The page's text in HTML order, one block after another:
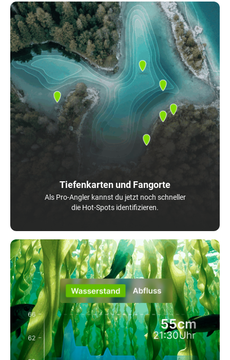
Tiefenkarten und Fangorte
Als Pro-Angler kannst du jetzt noch schneller
die Hot-Spots identifizieren.